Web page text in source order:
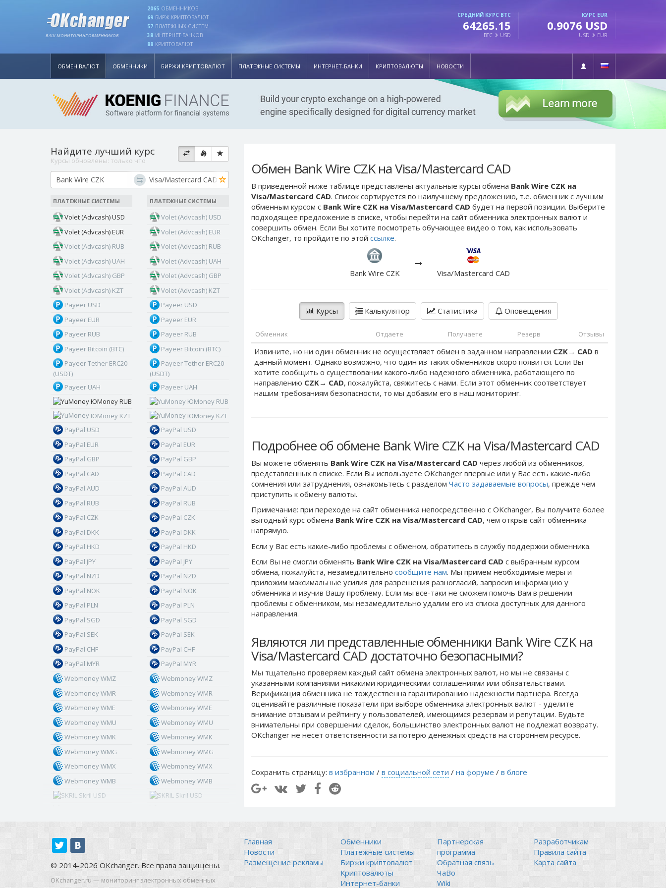
ВАШ МОНИТОРИНГ ОБМЕННИКОВ
2065 ОБМЕННИКОВ
69 БИРЖ КРИПТОВАЛЮТ
57 ПЛАТЕЖНЫХ СИСТЕМ
38 ИНТЕРНЕТ-БАНКОВ
88 КРИПТОВАЛЮТ
СРЕДНИЙ КУРС BTC
64265.15
BTC USD
КУРС EUR
0.9076 USD
USD EUR
ОБМЕН ВАЛЮТ ОБМЕННИКИ БИРЖИ КРИПТОВАЛЮТ ПЛАТЕЖНЫЕ СИСТЕМЫ ИНТЕРНЕТ-БАНКИ КРИПТОВАЛЮТЫ НОВОСТИ
Обмен Bank Wire CZK на Visa/Mastercard CAD
В приведенной ниже таблице представлены актуальные курсы обмена Bank Wire CZK на
Visa/Mastercard CAD. Список сортируется по наилучшему предложению, т.е. обменник с лучшим
обменным курсом с Bank Wire CZK на Visa/Mastercard CAD будет на первой позиции. Выберите
подходящее предложение в списке, чтобы перейти на сайт обменника электронных валют и
совершить обмен. Если Вы хотите посмотреть обучающее видео о том, как использовать
OKchanger, то пройдите по этой ссылке.
Bank Wire CZK Visa/Mastercard CAD
Курсы Калькулятор Статистика Оповещения
Обменник Отдаете Получаете Резерв Отзывы
Извините, но ни один обменник не осуществляет обмен в заданном направлении CZK→ CAD в
данный момент. Однако возможно, что один из таких обменников скоро появится. Если Вы
хотите сообщить о существовании какого-либо надежного обменника, работающего по
направлению CZK→ CAD, пожалуйста, свяжитесь с нами. Если этот обменник соответствует
нашим требованиям безопасности, то мы добавим его в наш мониторинг.
Подробнее об обмене Bank Wire CZK на Visa/Mastercard CAD
Вы можете обменять Bank Wire CZK на Visa/Mastercard CAD через любой из обменников,
представленных в списке. Если Вы используете OKchanger впервые или у Вас есть какие-либо
сомнения или затруднения, ознакомьтесь с разделом Часто задаваемые вопросы, прежде чем
приступить к обмену валюты.
Примечание: при переходе на сайт обменника непосредственно c OKchanger, Вы получите более
выгодный курс обмена Bank Wire CZK на Visa/Mastercard CAD, чем открыв сайт обменника
напрямую.
Если у Вас есть какие-либо проблемы с обменом, обратитесь в службу поддержки обменника.
Если Вы не смогли обменять Bank Wire CZK на Visa/Mastercard CAD с выбранным курсом
обмена, пожалуйста, незамедлительно сообщите нам. Мы примем необходимые меры и
приложим максимальные усилия для разрешения разногласий, запросив информацию у
обменника и изучив Вашу проблему. Если мы все-таки не сможем помочь Вам в решении
проблемы c обменником, мы незамедлительно удалим его из списка доступных для данного
направления.
Являются ли представленные обменники Bank Wire CZK на
Visa/Mastercard CAD достаточно безопасными?
Мы тщательно проверяем каждый сайт обмена электронных валют, но мы не связаны c
указанными компаниями никакими юридическими соглашениями или обязательствами.
Верификация обменника не тождественна гарантированию надежности партнера. Всегда
оценивайте различные показатели при выборе обменника электронных валют - уделите
внимание отзывам и рейтингу у пользователей, имеющимся резервам и репутации. Будьте
внимательны при совершении сделок, большинство электронных валют не подлежат возврату.
OKchanger не несет ответственности за потерю денежных средств на стороннем ресурсе.
Сохранить страницу: в избранном / в социальной сети / на форуме / в блоге
Найдите лучший курс
Курсы обновлены: только что
ПЛАТЕЖНЫЕ СИСТЕМЫ
Volet (Advcash) USD
Volet (Advcash) EUR
Volet (Advcash) RUB
Volet (Advcash) UAH
Volet (Advcash) GBP
Volet (Advcash) KZT
Payeer USD
Payeer EUR
Payeer RUB
Payeer Bitcoin (BTC)
Payeer Tether ERC20
(USDT)
Payeer UAH
ЮMoney RUB
ЮMoney KZT
PayPal USD
PayPal EUR
PayPal GBP
PayPal CAD
PayPal AUD
PayPal RUB
PayPal CZK
PayPal DKK
PayPal HKD
PayPal JPY
PayPal NZD
PayPal NOK
PayPal PLN
PayPal SGD
PayPal SEK
PayPal CHF
PayPal MYR
Webmoney WMZ
Webmoney WMR
Webmoney WME
Webmoney WMU
Webmoney WMK
Webmoney WMG
Webmoney WMX
Webmoney WMB
Skril USD
Skril PLN
Skril GBP
Skril AUD
Skril NOK
ПЛАТЕЖНЫЕ СИСТЕМЫ
Volet (Advcash) USD
Volet (Advcash) EUR
Volet (Advcash) RUB
Volet (Advcash) UAH
Volet (Advcash) GBP
Volet (Advcash) KZT
Payeer USD
Payeer EUR
Payeer RUB
Payeer Bitcoin (BTC)
Payeer Tether ERC20
(USDT)
Payeer UAH
ЮMoney RUB
ЮMoney KZT
PayPal USD
PayPal EUR
PayPal GBP
PayPal CAD
PayPal AUD
PayPal RUB
PayPal CZK
PayPal DKK
PayPal HKD
PayPal JPY
PayPal NZD
PayPal NOK
PayPal PLN
PayPal SGD
PayPal SEK
PayPal CHF
PayPal MYR
Webmoney WMZ
Webmoney WMR
Webmoney WME
Webmoney WMU
Webmoney WMK
Webmoney WMG
Webmoney WMX
Webmoney WMB
Skril USD
Skril GBP
Skril AUD
Skril NOK
© 2014-2026 OKchanger. Все права защищены.
OKchanger.ru — мониторинг электронных обменных
Главная
Новости
Размещение рекламы
Обменники
Платежные системы
Биржи криптовалют
Криптовалюты
Интернет-банки
Партнерская
программа
Обратная связь
ЧаВо
Wiki
Разработчикам
Правила сайта
Карта сайта